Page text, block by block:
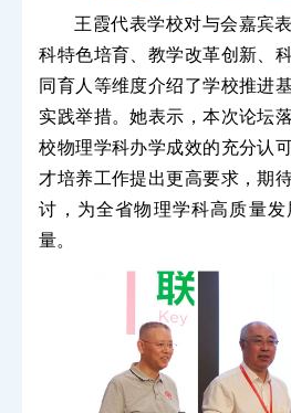
王霞代表学校对与会嘉宾
科特色培育、教学改革创新、
同育人等维度介绍了学校推进
实践举措。她表示，本次论坛
校物理学科办学成效的充分认
才培养工作提出更高要求，期
讨，为全省物理学科高质量
量。